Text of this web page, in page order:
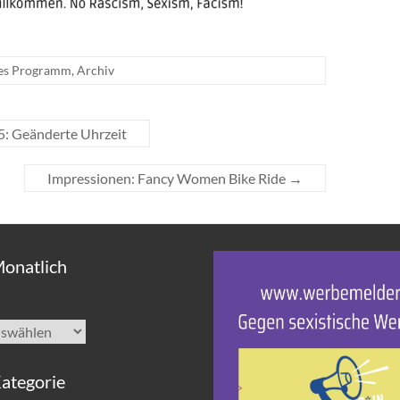
Programm,Archiv
Geänderte Uhrzeit
Impressionen: Fancy Women Bike Ride →